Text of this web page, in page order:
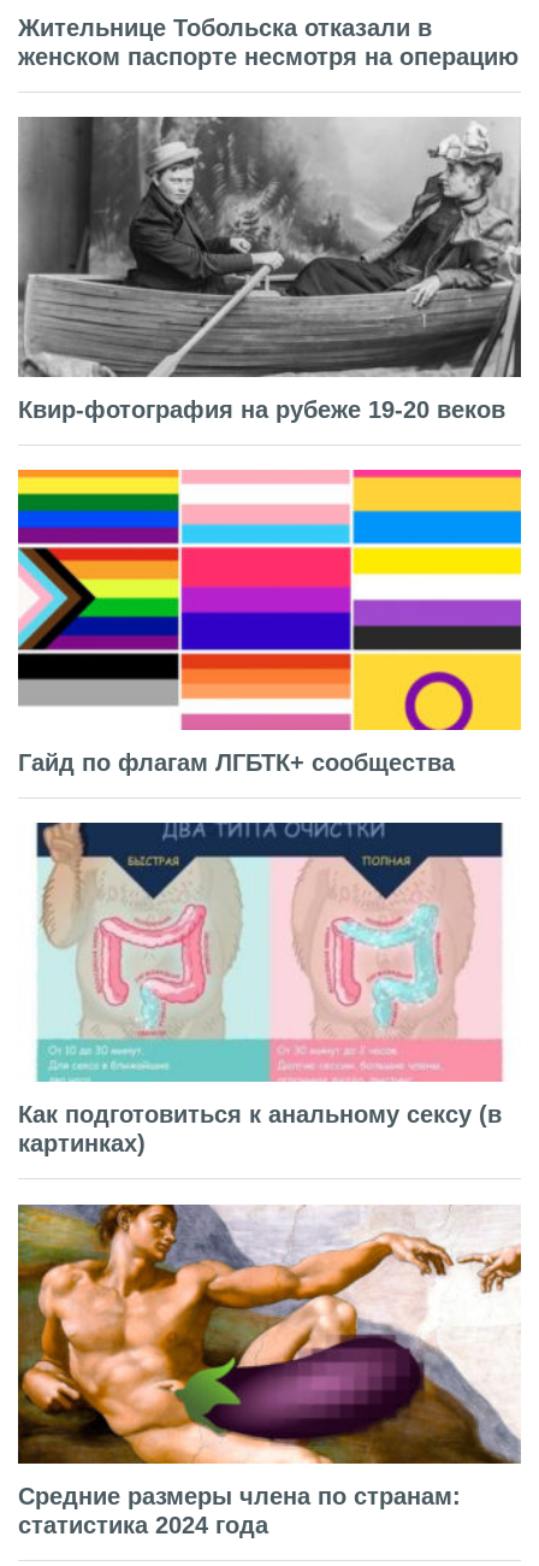
Жительнице Тобольска отказали в
женском паспорте несмотря на операцию
Квир-фотография на рубеже 19-20 веков
Гайд по флагам ЛГБТК+ сообщества
Как подготовиться к анальному сексу (в
картинках)
Средние размеры члена по странам:
статистика 2024 года